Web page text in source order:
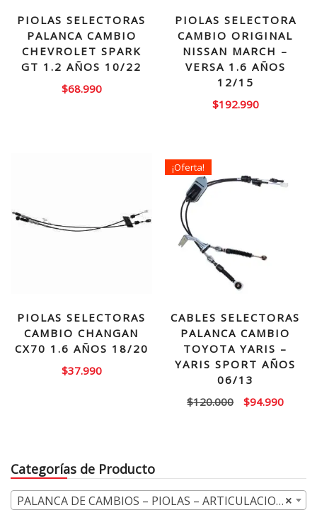
PIOLAS SELECTORAS
PALANCA CAMBIO
CHEVROLET SPARK
GT 1.2 AÑOS 10/22
$68.990
PIOLAS SELECTORA
CAMBIO ORIGINAL
NISSAN MARCH –
VERSA 1.6 AÑOS
12/15
$192.990
PIOLAS SELECTORAS
CAMBIO CHANGAN
CX70 1.6 AÑOS 18/20
$37.990
¡Oferta!
CABLES SELECTORAS
PALANCA CAMBIO
TOYOTA YARIS –
YARIS SPORT AÑOS
06/13
$120.000
El
$94.990El
Categorías de Producto
×
PALANCA DE CAMBIOS – PIOLAS – ARTICULACION (8)